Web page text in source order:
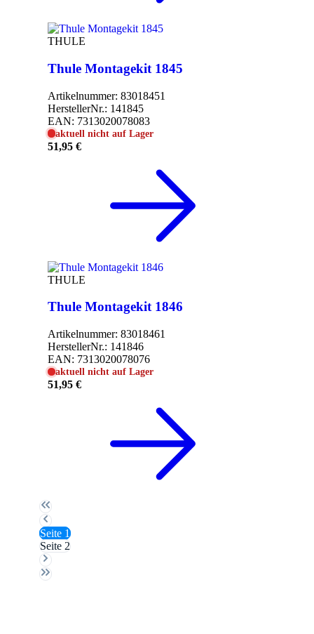
THULE
Thule Montagekit 1845
Artikelnummer: 83018451
HerstellerNr.: 141845
EAN: 7313020078083
aktuell nicht auf Lager
51,95 €
THULE
Thule Montagekit 1846
Artikelnummer: 83018461
HerstellerNr.: 141846
EAN: 7313020078076
aktuell nicht auf Lager
51,95 €
Seite 1
Seite 2